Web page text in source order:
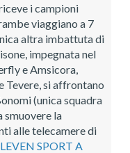
i campioni
viaggiano a 7
altra imbattuta di
impegnata nel
e Amsicora,
Tevere, si affrontano
(unica squadra
smuovere la
alle telecamere di
SPORT A